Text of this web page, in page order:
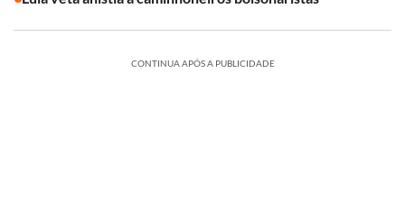
CONTINUA APÓS A PUBLICIDADE